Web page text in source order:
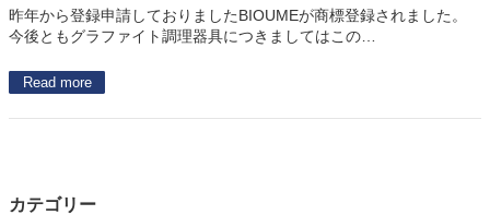
昨年から登録申請しておりましたBIOUMEが商標登録されました。
今後ともグラファイト調理器具につきましてはこの…
Read more
カテゴリー